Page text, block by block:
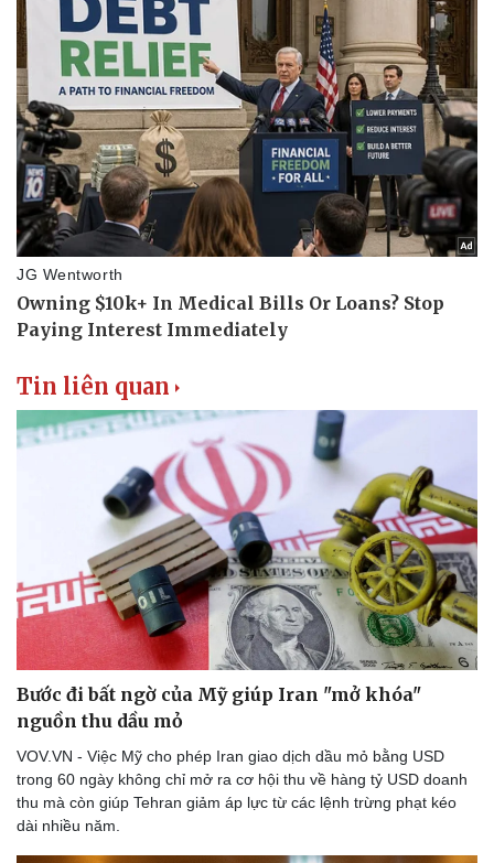
Tin liên quan
Bước đi bất ngờ của Mỹ giúp Iran "mở khóa"
nguồn thu dầu mỏ
VOV.VN - Việc Mỹ cho phép Iran giao dịch dầu mỏ bằng USD
trong 60 ngày không chỉ mở ra cơ hội thu về hàng tỷ USD doanh
thu mà còn giúp Tehran giảm áp lực từ các lệnh trừng phạt kéo
dài nhiều năm.